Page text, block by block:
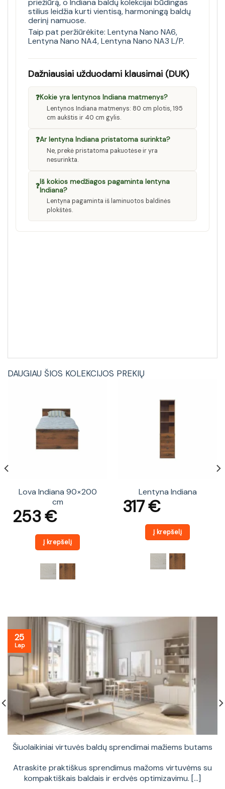
priežiūrą, o Indiana baldų kolekcijai būdingas
stilius leidžia kurti vientisą, harmoningą baldų
derinį namuose.
Taip pat peržiūrėkite: Lentyna Nano NA6,
Lentyna Nano NA4,Lentyna Nano NA3 L/P.
Dažniausiai užduodami klausimai (DUK)
❓Kokie yra lentynos Indiana matmenys?
Lentynos Indiana matmenys: 80 cm plotis, 195
cm aukštis ir 40 cm gylis.
❓Ar lentyna Indiana pristatoma surinkta?
Ne, prekė pristatoma pakuotėse ir yra
nesurinkta.
❓Iš kokios medžiagos pagaminta lentyna
Indiana?
Lentyna pagaminta iš laminuotos baldinės
plokštės.
DAUGIAU ŠIOS KOLEKCIJOS PREKIŲ
Lova Indiana 90×200
cm
253€
Į krepšelį
Lentyna Indiana
317€
Į krepšelį
Šiuolaikiniai virtuvės baldų sprendimai mažiems butams
Atraskite praktiškus sprendimus mažoms virtuvėms su
kompaktiškais baldais ir erdvės optimizavimu. [...]
25
Lap